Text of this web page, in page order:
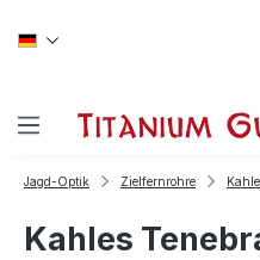
Jagd-Optik Zielfernrohre
Kahles